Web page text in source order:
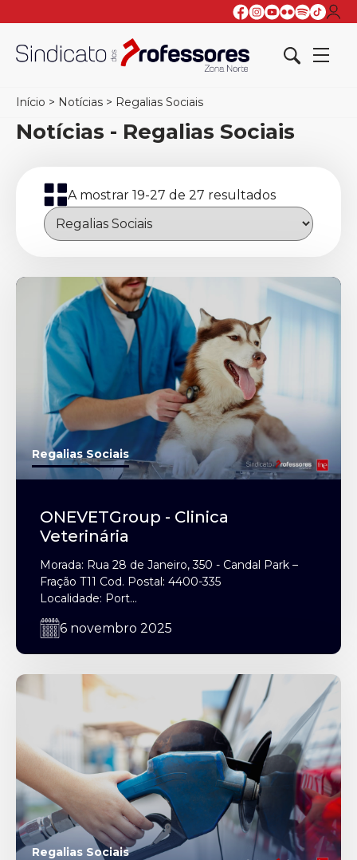
Início > Notícias > Regalias Sociais
Notícias - Regalias Sociais
A mostrar 19-27 de 27 resultados
Regalias Sociais
ONEVETGroup - Clinica
Veterinária
Morada: Rua 28 de Janeiro, 350 - Candal Park –
Fração T11 Cod. Postal: 4400-335
Localidade: Port...
6 novembro 2025
Regalias Sociais